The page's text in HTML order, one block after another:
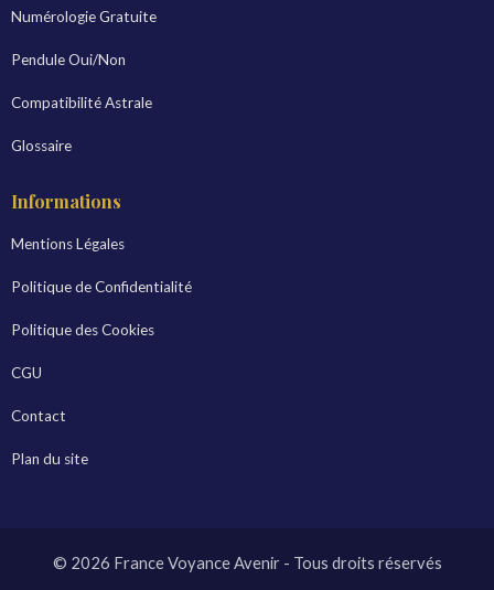
Numérologie Gratuite
Pendule Oui/Non
Compatibilité Astrale
Glossaire
Informations
Mentions Légales
Politique de Confidentialité
Politique des Cookies
CGU
Contact
Plan du site
© 2026 France Voyance Avenir - Tous droits réservés